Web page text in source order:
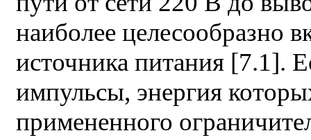
наиболее целесообразно
источника питания [7.1].
импульсы, энергия
примененного